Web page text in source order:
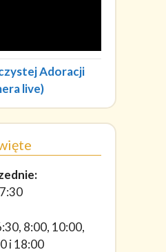
Adoracji
live)
8:00, 10:00,
i 18:00